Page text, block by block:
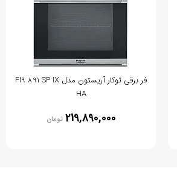
فر برقی توکار آریستون مدل FI9 891 SP IX
HA
219,890,000 تومان